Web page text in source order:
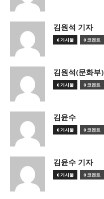
김원석 기자
6 게시물 0 코멘트
김원석(문화부)
0 게시물 0 코멘트
김윤수
0 게시물 0 코멘트
김윤수 기자
0 게시물 0 코멘트